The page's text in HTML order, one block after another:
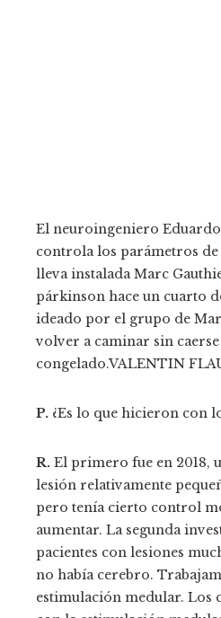
El neuroingeniero
controla los parámetros
lleva instalada Marc
párkinson hace un cuarto
ideado por el grupo de
volver a caminar sin
congelado.VALENTIN
P. ¿Es lo que hicieron con
R. El primero fue en 2018,
lesión relativamente
pero tenía cierto control
aumentar. La segunda
pacientes con lesiones
no había cerebro.
estimulación medular. Los